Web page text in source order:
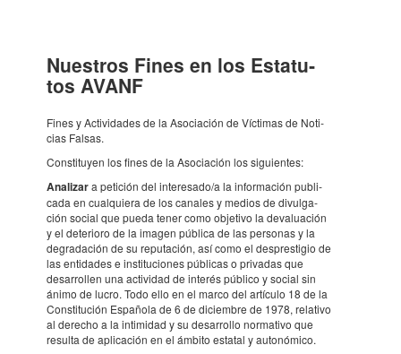
Nues­tros Fines en los Esta­tu­
tos AVANF
Fines y Acti­vi­da­des de la Asoci­a­ción de Vícti­mas de Noti­
cias Falsas.
Cons­ti­tuyen los fines de la Asoci­a­ción los sigui­en­tes:
Anali­zara peti­ción del inter­e­sado/a la infor­ma­ción publi­
cada en cual­qui­era de los cana­les y medios de divul­ga­
ción social que pueda tener como obje­tivo la deva­lu­a­ción
y el dete­ri­oro de la imagen pública de las perso­nas y la
degra­da­ción de su repu­ta­ción, así como el despres­ti­gio de
las enti­da­des e insti­tu­ci­o­nes públi­cas o priva­das que
desar­ro­llen una acti­vi­dad de interés público y social sin
ánimo de lucro. Todo ello en el marco del artí­culo 18 de la
Cons­ti­tu­ción Española de 6 de dici­em­bre de 1978, rela­tivo
al dere­cho a la inti­mi­dad y su desar­ro­llo norma­tivo que
resulta de apli­ca­ción en el ámbito esta­tal y auto­nó­mico.